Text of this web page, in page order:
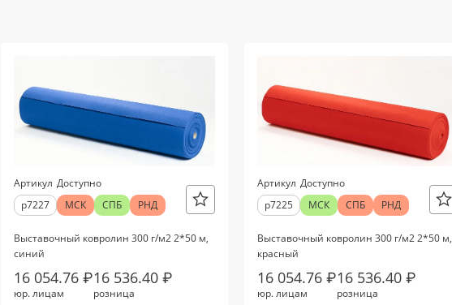
Артикул
р7227
Доступно
МСК
СПБ РНД
Выставочный ковролин 300 г/м2 2*50 м,
синий
16 054.76 ₽
юр. лицам
16 536.40 ₽
розница
Артикул
р7225
Доступно
МСК
СПБ РНД
Выставочный ковролин 300 г/м2 2*50 м,
красный
16 054.76 ₽
юр. лицам
16 536.40 ₽
розница